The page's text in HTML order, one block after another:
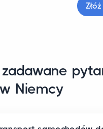
Niemcy